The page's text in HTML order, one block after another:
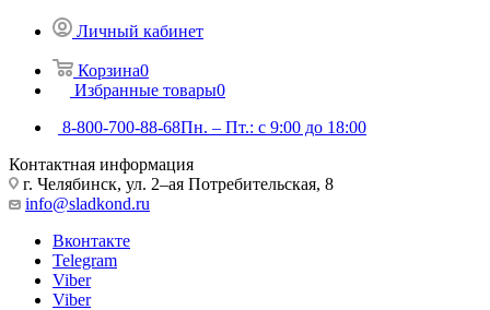
Личный кабинет
Корзина0
Избранные товары0
8-800-700-88-68Пн. – Пт.: с 9:00 до 18:00
Контактная информация
г. Челябинск, ул. 2–ая Потребительская, 8
info@sladkond.ru
Вконтакте
Telegram
Viber
Viber